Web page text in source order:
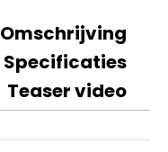
Omschrijving
Specificaties
Teaser video